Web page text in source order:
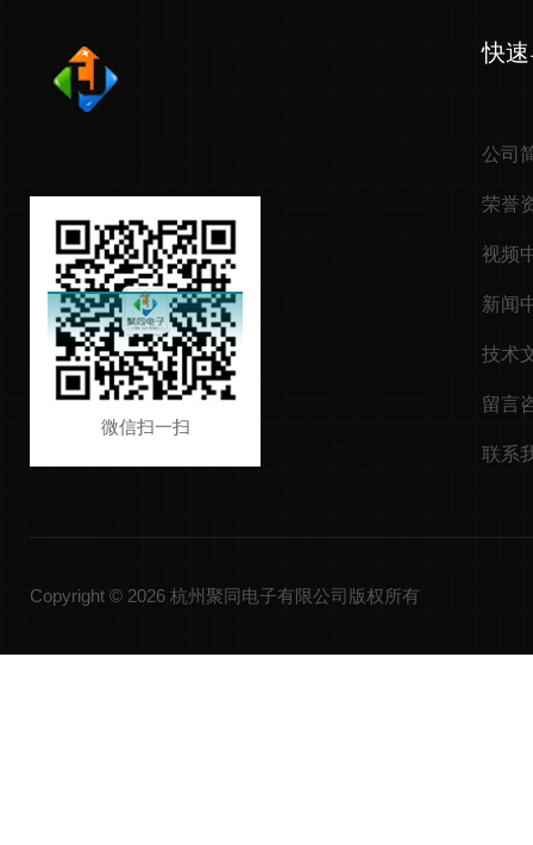
微信扫一扫
快
公司
荣誉
视频
新闻
技术
留言
联系
Copyright © 2026 杭州聚同电子有限公司版权所有